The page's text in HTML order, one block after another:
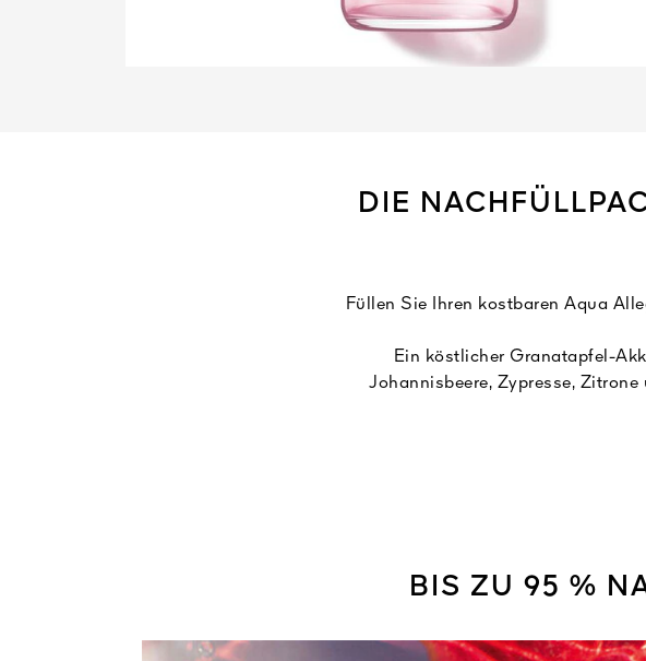
DIE
Füllen Sie Ihren kostbaren Aqua
Ein köstlicher Granatapfel-
Johannisbeere, Zypresse,
BIS ZU 95 %